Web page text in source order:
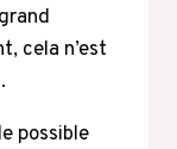
cela n’est
possible